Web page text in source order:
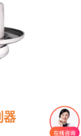
器